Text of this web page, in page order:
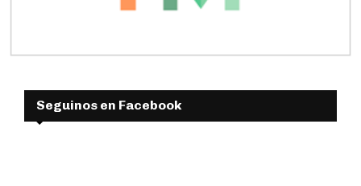
Seguinos en Facebook